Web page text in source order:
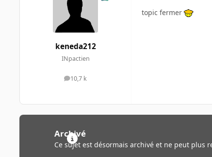
keneda212
INpactien
10,7 k
messages
topic fermer
Archivé
Ce sujet est désormais archivé et ne peut plus